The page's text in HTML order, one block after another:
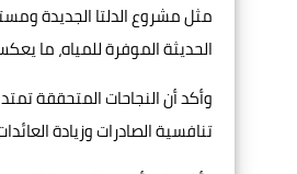
مثل مشروع الدلتا الجديدة
الحديثة الموفرة للمياه، ما
وأكد أن النجاحات المتحققة
تنافسية الصادرات وزيادة